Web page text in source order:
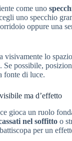
come uno
uno specchio
oppure una
visivamente lo
Se possibile,
fonte di luce.
ma d’effetto
gioca un ruolo
nel soffitto o
per un